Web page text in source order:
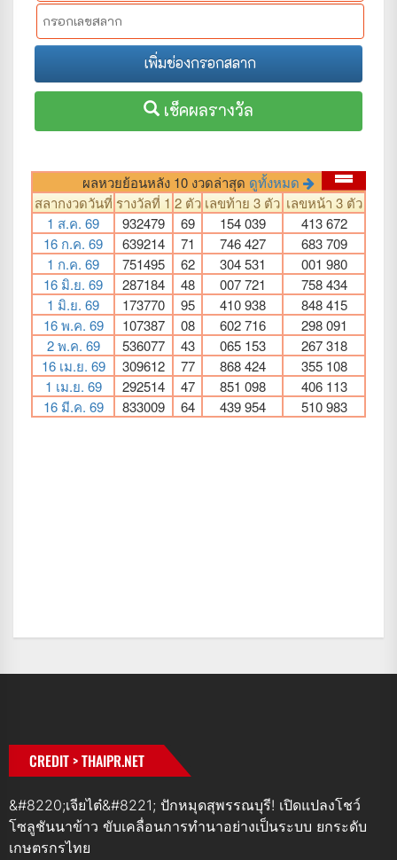
CREDIT > THAIPR.NET
&#8220;เจียไต๋&#8221; ปักหมุดสุพรรณบุรี! เปิดแปลงโชว์
โซลูชันนาข้าว ขับเคลื่อนการทำนาอย่างเป็นระบบ ยกระดับ
เกษตรกรไทย